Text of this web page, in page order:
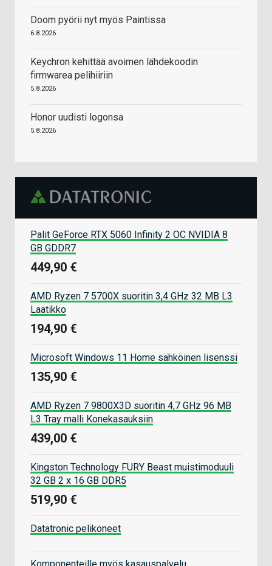
Doom pyörii nyt myös Paintissa
6.8.2026
Keychron kehittää avoimen lähdekoodin
firmwarea pelihiiriin
5.8.2026
Honor uudisti logonsa
5.8.2026
Palit GeForce RTX 5060 Infinity 2 OC NVIDIA 8
GB GDDR7
449,90 €
AMD Ryzen 7 5700X suoritin 3,4 GHz 32 MB L3
Laatikko
194,90 €
Microsoft Windows 11 Home sähköinen lisenssi
135,90 €
AMD Ryzen 7 9800X3D suoritin 4,7 GHz 96 MB
L3 Tray malli Konekasauksiin
439,00 €
Kingston Technology FURY Beast muistimoduuli
32 GB 2 x 16 GB DDR5
519,90 €
Datatronic pelikoneet